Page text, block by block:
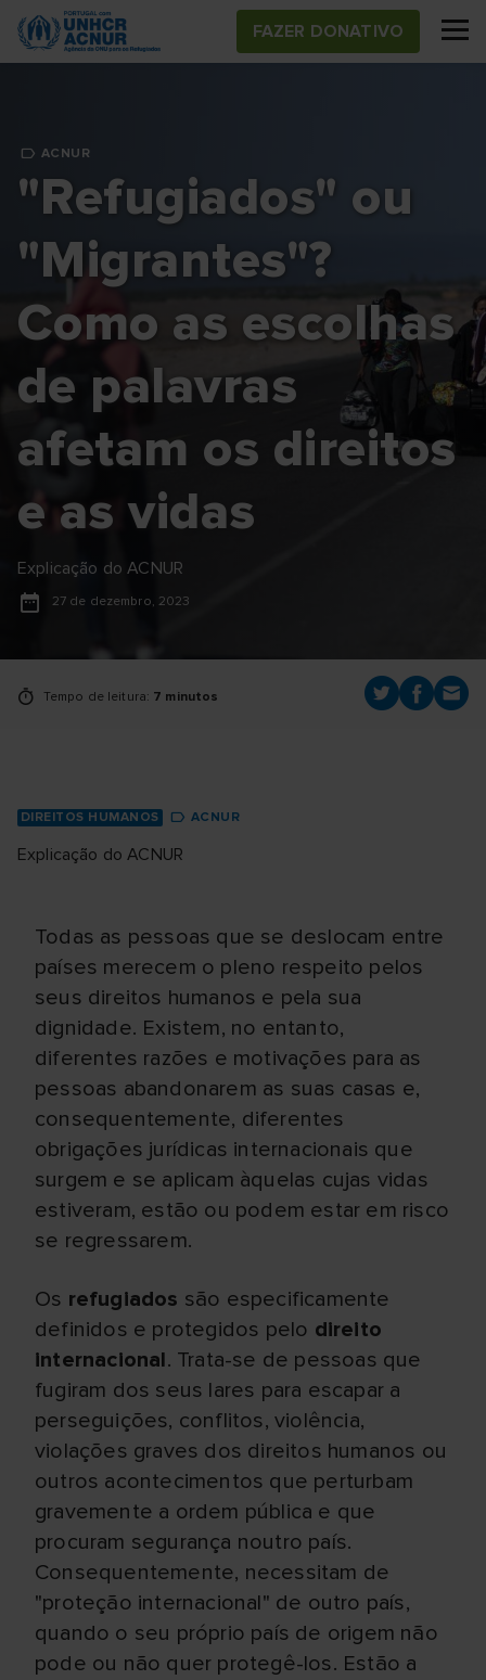
Skip
main
FAZER DONATIVO
ACNUR
"Refugiados" ou
"Migrantes"?
Como as escolhas
de palavras
afetam os direitos
e as vidas
Explicação do ACNUR
27 de dezembro, 2023
Tempo de leitura: 7 minutos
DIREITOS HUMANOS ACNUR
Explicação do ACNUR
Todas as pessoas que se deslocam entre
países merecem o pleno respeito pelos
seus direitos humanos e pela sua
dignidade. Existem, no entanto,
diferentes razões e motivações para as
pessoas abandonarem as suas casas e,
consequentemente, diferentes
obrigações jurídicas internacionais que
surgem e se aplicam àquelas cujas vidas
estiveram, estão ou podem estar em risco
se regressarem.
Os refugiados são especificamente
definidos e protegidos pelo direito
internacional. Trata-se de pessoas que
fugiram dos seus lares para escapar a
perseguições, conflitos, violência,
violações graves dos direitos humanos ou
outros acontecimentos que perturbam
gravemente a ordem pública e que
procuram segurança noutro país.
Consequentemente, necessitam de
"proteção internacional" de outro país,
quando o seu próprio país de origem não
pode ou não quer protegê-los. Estão a